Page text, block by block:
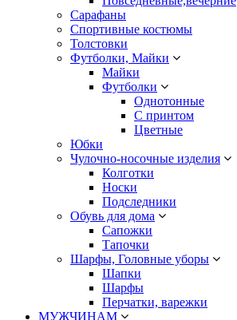
Сарафаны
Спортивные костюмы
Толстовки
Футболки, Майки
Майки
Футболки
Однотонные
С принтом
Цветные
Юбки
Чулочно-носочные изделия
Колготки
Носки
Подследники
Обувь для дома
Сапожки
Тапочки
Шарфы, Головные уборы
Шапки
Шарфы
Перчатки, варежки
МУЖЧИНАМ